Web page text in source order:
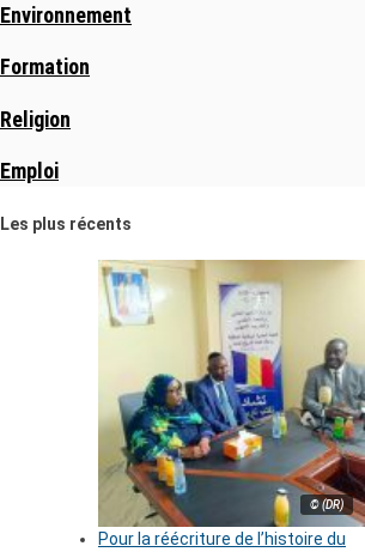
Environnement
Formation
Religion
Emploi
Les plus récents
© (DR)
Pour la réécriture de l’histoire du